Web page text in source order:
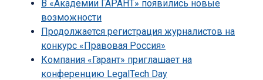
В «Академии ГАРАНТ» появились новые
возможности
Продолжается регистрация журналистов на
конкурс «Правовая Россия»
Компания «Гарант» приглашает на
конференцию LegalTech Day